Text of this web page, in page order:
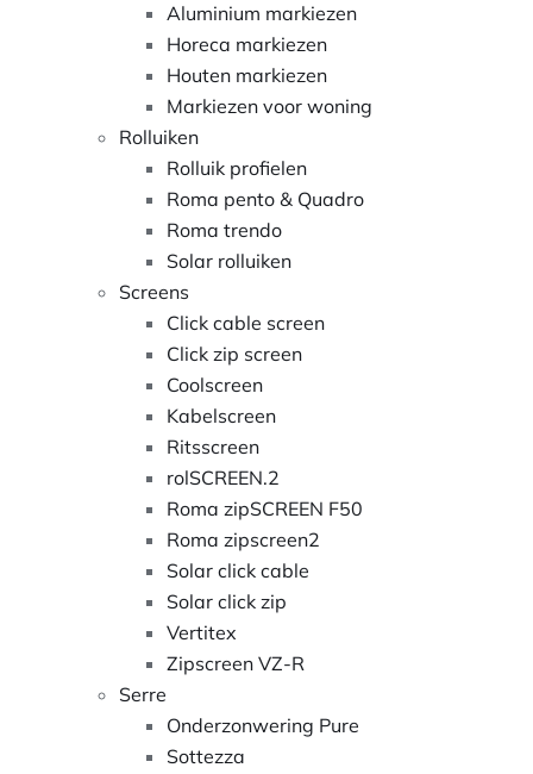
Aluminium markiezen
Horeca markiezen
Houten markiezen
Markiezen voor woning
Rolluiken
Rolluik profielen
Roma pento & Quadro
Roma trendo
Solar rolluiken
Screens
Click cable screen
Click zip screen
Coolscreen
Kabelscreen
Ritsscreen
rolSCREEN.2
Roma zipSCREEN F50
Roma zipscreen2
Solar click cable
Solar click zip
Vertitex
Zipscreen VZ-R
Serre
Onderzonwering Pure
Sottezza